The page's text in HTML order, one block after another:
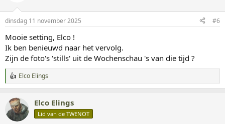
i
n
e
n
:
dinsdag 11 november 2025 #6
Mooie setting, Elco !
Ik ben benieuwd naar het vervolg.
Zijn de foto's 'stills' uit de Wochenschau 's van die tijd ?
W
a
r
d
e
Elco Elings
Elco Elings
Lid van de TWENOT